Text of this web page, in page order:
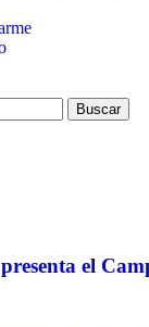
Buscar
el